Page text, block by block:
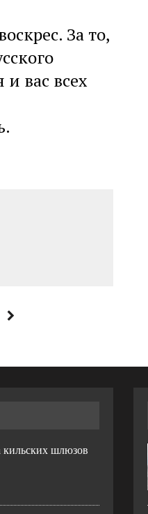
За то,
вас всех
кильских шлюзов